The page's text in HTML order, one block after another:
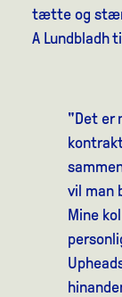
tætte og
A Lundbladh
"Det er
vil man
Mine